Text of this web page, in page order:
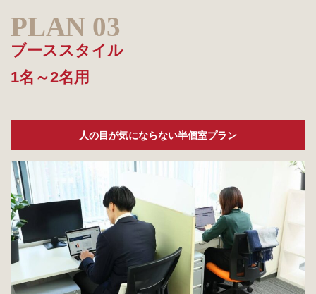
ブーススタイル
1名～2名用
人の目が気にならない半個室プラン